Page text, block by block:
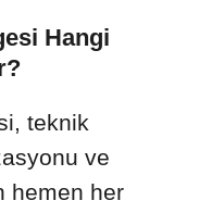
Hangi
teknik
ve
hemen her